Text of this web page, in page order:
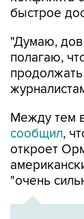
быстрое
"Думаю,
полагаю,
Между тем
сообщил,
откроет
"очень